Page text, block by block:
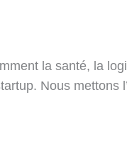
la santé, la
Nous mettons